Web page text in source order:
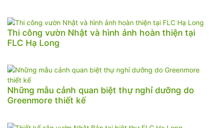
Thi công vườn Nhật và hình ảnh hoàn thiện tại
FLC Hạ Long
Những mẫu cảnh quan biệt thự nghỉ dưỡng do
Greenmore thiết kế